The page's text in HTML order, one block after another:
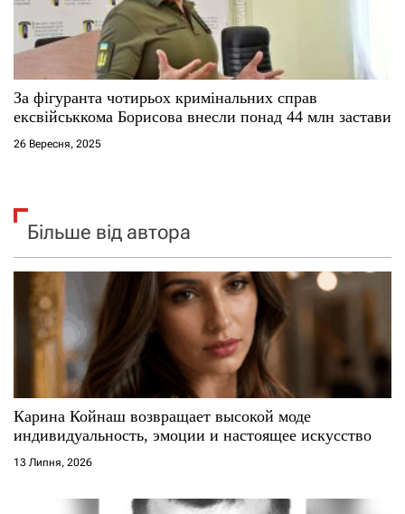
За фігуранта чотирьох кримінальних справ
ексвійськкома Борисова внесли понад 44 млн застави
26 Вересня, 2025
Більше від автора
Карина Койнаш возвращает высокой моде
индивидуальность, эмоции и настоящее искусство
13 Липня, 2026